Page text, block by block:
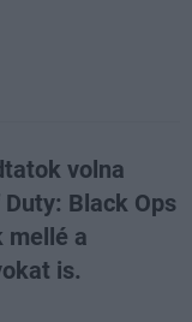
volna
Black Ops
mellé a
is.